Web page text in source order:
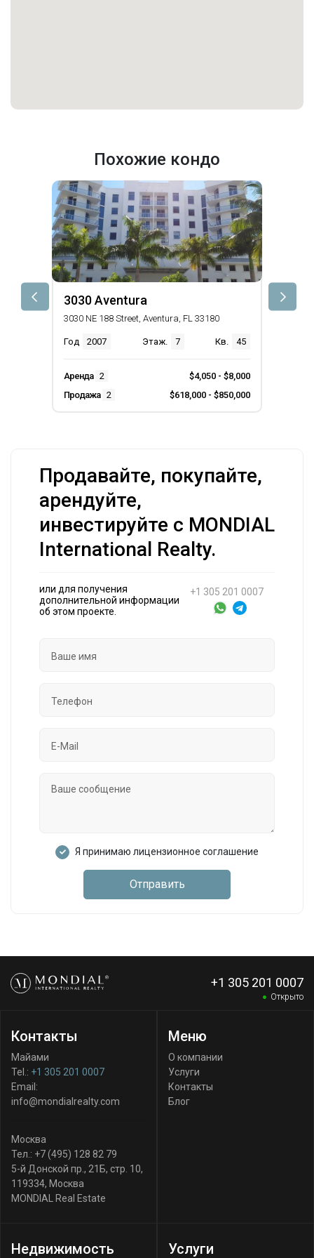
Похожие кондо
3030 Aventura
3030 NE 188 Street, Aventura, FL 33180
Год 2007 Этаж. 7 Кв. 45
Аренда 2
$4,050 - $8,000
Продажа 2 $618,000 - $850,000
Продавайте, покупайте,
арендуйте,
инвестируйте с MONDIAL
International Realty.
или для получения
дополнительной информации
об этом проекте.
+1 305 201 0007
Я принимаю лицензионное соглашение
Отправить
+1 305 201 0007
Открыто
Контакты
Майами
Tel.: +1 305 201 0007
Email:
info@mondialrealty.com
Москва
Тел.: +7 (495) 128 82 79
5-й Донской пр., 21Б, стр. 10,
119334, Москва
MONDIAL Real Estate
Меню
О компании
Услуги
Контакты
Блог
Недвижимость Услуги